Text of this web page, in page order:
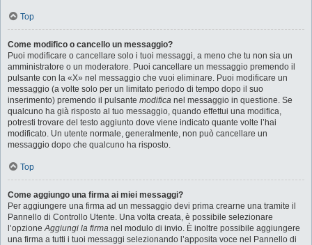
Top
Come modifico o cancello un messaggio?
Puoi modificare o cancellare solo i tuoi messaggi, a meno che tu non sia un
amministratore o un moderatore. Puoi cancellare un messaggio premendo il
pulsante con la «X» nel messaggio che vuoi eliminare. Puoi modificare un
messaggio (a volte solo per un limitato periodo di tempo dopo il suo
inserimento) premendo il pulsante modifica nel messaggio in questione. Se
qualcuno ha già risposto al tuo messaggio, quando effettui una modifica,
potresti trovare del testo aggiunto dove viene indicato quante volte l’hai
modificato. Un utente normale, generalmente, non può cancellare un
messaggio dopo che qualcuno ha risposto.
Top
Come aggiungo una firma ai miei messaggi?
Per aggiungere una firma ad un messaggio devi prima crearne una tramite il
Pannello di Controllo Utente. Una volta creata, è possibile selezionare
l’opzioneAggiungi la firma nel modulo di invio. È inoltre possibile aggiungere
una firma a tutti i tuoi messaggi selezionando l’apposita voce nel Pannello di